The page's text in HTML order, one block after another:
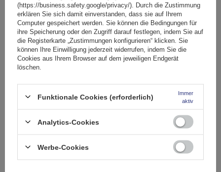
Inter Pack Virgo IR 120 (G2) Dachträger mit integrierten
104,99 €inkl. MwSt
(https://business.safety.google/privacy/). Durch die Zustimmung
erklären Sie sich damit einverstanden, dass sie auf Ihrem
Computer gespeichert werden. Sie können die Bedingungen für
ihre Speicherung oder den Zugriff darauf festlegen, indem Sie auf
die Registerkarte „Zustimmungen konfigurieren“ klicken. Sie
können Ihre Einwilligung jederzeit widerrufen, indem Sie die
Cookies aus Ihrem Browser auf dem jeweiligen Endgerät
löschen.
Funktionale Cookies (erforderlich)
Immer
aktiv
Analytics-Cookies
Werbe-Cookies